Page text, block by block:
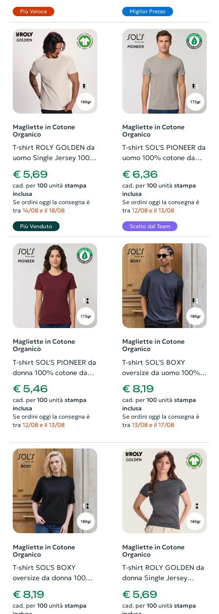
Più Veloce Miglior Prezzo
Magliette in Cotone
Organico
T-shirt ROLY GOLDEN da
uomo Single Jersey 100%
€ 5,69
cad. per 100unità stampa
inclusa
Se ordini oggi la consegna è
tra 14/08 e il 18/08
Più Venduto
Magliette in Cotone
Organico
T-shirt SOL'S PIONEER da
uomo 100% cotone da
pettinato in jersey 175gr
€ 6,36
cad. per 100unità stampa
inclusa
Se ordini oggi la consegna è
tra 12/08 e il 13/08
Scelto dal Team
Magliette in Cotone
Organico
T-shirt SOL'S PIONEER da
donna 100% cotone da
coltivazione biologica
pettinato in jersey 175gr
€ 5,46
cad. per 100unità stampa
inclusa
Se ordini oggi la consegna è
tra 12/08 e il 13/08
Magliette in Cotone
Organico
T-shirt SOL'S BOXY
oversize da uomo 100%
cotone organico pettinato
in jersey 180gr
€ 8,19
cad. per 100unità stampa
inclusa
Se ordini oggi la consegna è
tra 13/08 e il 17/08
Magliette in Cotone
Organico
T-shirt SOL'S BOXY
oversize da donna 100%
in jersey 180gr
€ 8,19
cad. per 100unità stampa
Magliette in Cotone
Organico
T-shirt ROLY GOLDEN da
donna Single Jersey
160gr
€ 5,69
cad. per 100unità stampa